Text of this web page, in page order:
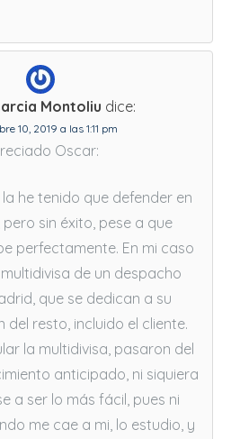
Montoliu dice:
10, 2019 a las 1:11 pm
Oscar:
he tenido que defender en
pero sin éxito, pese a que
perfectamente. En mi caso
de un despacho
que se dedican a su
del resto, incluido el cliente.
la multidivisa, pasaron del
anticipado, ni siquiera
a ser lo más fácil, pues ni
me cae a mi, lo estudio, y